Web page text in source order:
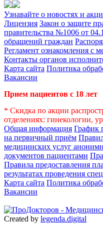
Узнавайте о новостях и
Лицензия Закон о защите
правительства №1006 от
обращений граждан
Регламент ознакомления с
Контакты органов
Карта сайта Политика
Вакансии
Прием пациентов с 18 лет
* Скидка по акции
отделениях: гинекологии,
Общая информация График
на первичный приём
медицинских услуг
документов пациентами
Правила предоставления
результатах проведения
Карта сайта Политика
Вакансии
Created by legenda.digital